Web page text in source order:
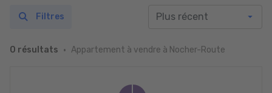
0 résultats Appartement à vendre à Nocher-Route
Filtres